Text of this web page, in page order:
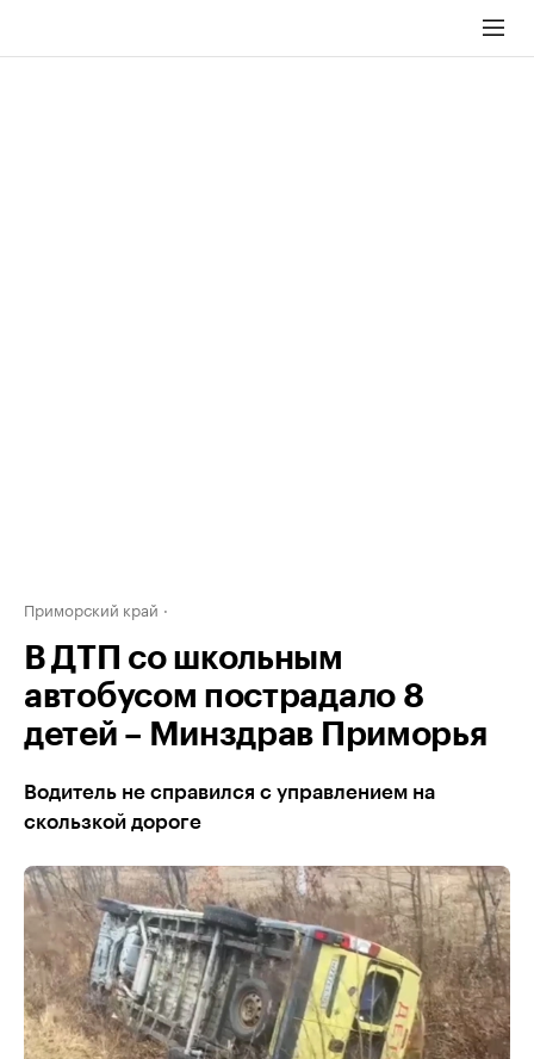
Приморский край
В ДТП со школьным
автобусом пострадало 8
детей – Минздрав Приморья
Водитель не справился с управлением на
скользкой дороге